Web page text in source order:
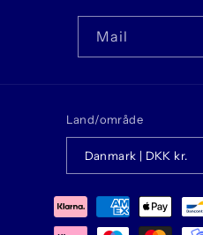
Mail
Land/område
Danmark | DKK kr.
Betalingsmetoder